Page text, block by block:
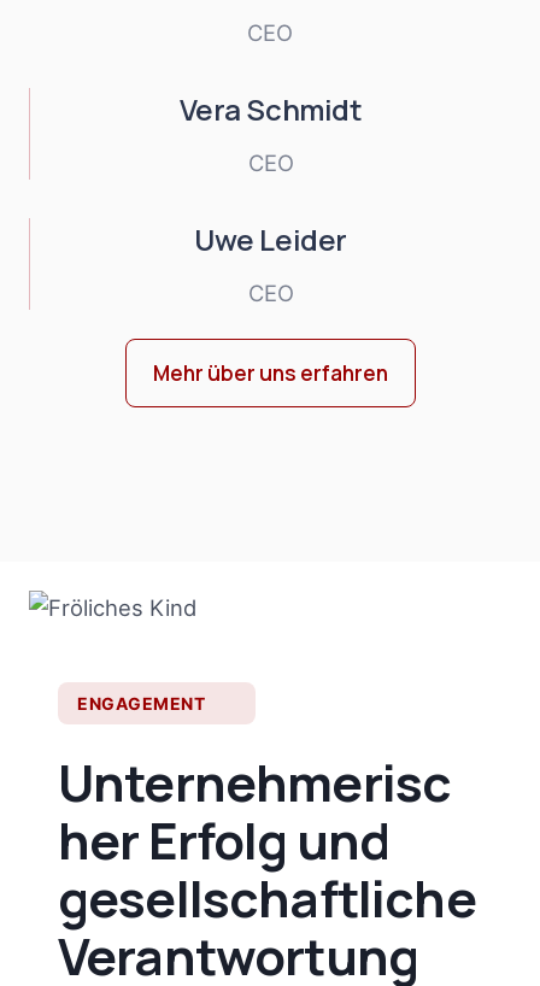
CEO
Vera Schmidt
CEO
Uwe Leider
CEO
Mehr über uns erfahren
ENGAGEMENT
Unternehmerisc
her Erfolg und
gesellschaftliche
Verantwortung